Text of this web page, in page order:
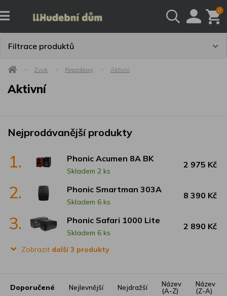
0
Filtrace produktů
Zvuk Reproboxy Aktivní
Aktivní
Nejprodávanější produkty
1. Phonic Acumen 8A BK
Skladem 2 ks
2 975 Kč
2. Phonic Smartman 303A
Skladem 6 ks
8 390 Kč
3. Phonic Safari 1000 Lite
Skladem 6 ks
2 890 Kč
Zobrazit další 3 produkty
Doporučené Nejlevnější Nejdražší
Název
(A-Z)
Název
(Z-A)